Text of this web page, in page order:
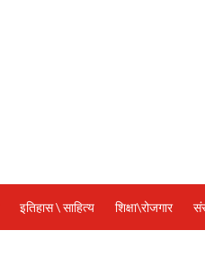
इतिहास \ साहित्य शिक्षा\रोजगार